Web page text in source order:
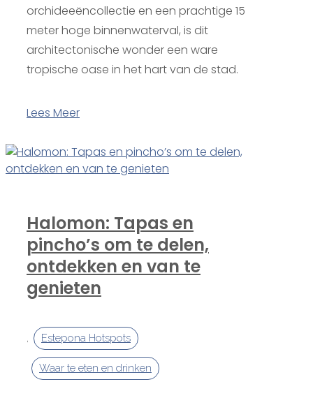
orchideeëncollectie en een prachtige 15
meter hoge binnenwaterval, is dit
architectonische wonder een ware
tropische oase in het hart van de stad.
Lees Meer
Halomon: Tapas en
pincho’s om te delen,
ontdekken en van te
genieten
Estepona Hotspots
,
Waar te eten en drinken